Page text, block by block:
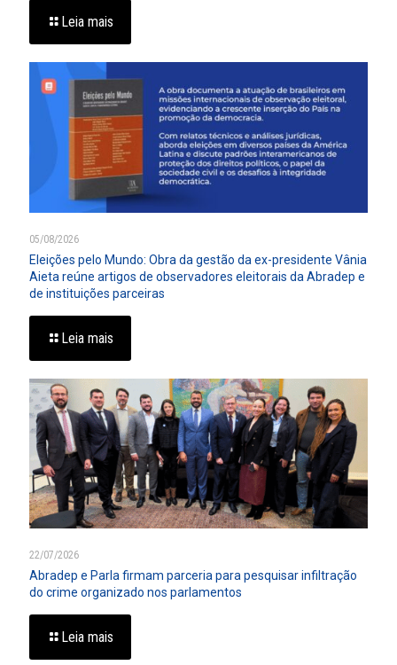
Leia mais
05/08/2026
Eleições pelo Mundo: Obra da gestão da ex-presidente Vânia
Aieta reúne artigos de observadores eleitorais da Abradep e
de instituições parceiras
Leia mais
22/07/2026
Abradep e Parla firmam parceria para pesquisar infiltração
do crime organizado nos parlamentos
Leia mais